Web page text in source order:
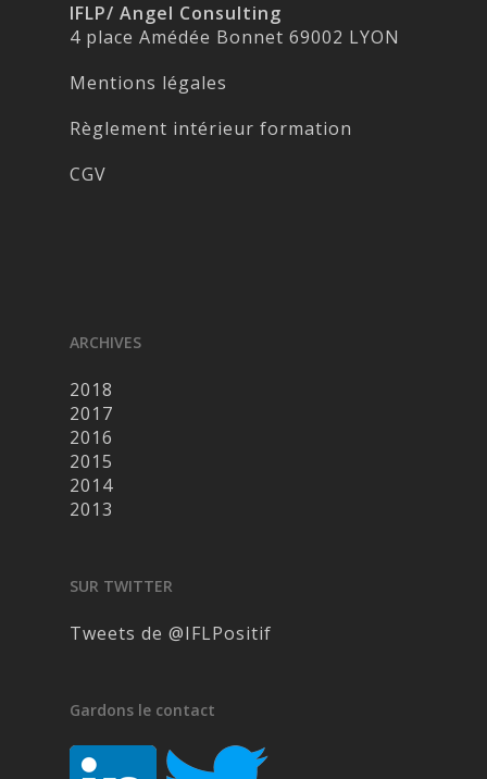
IFLP/ Angel Consulting
4 place Amédée Bonnet 69002 LYON
Mentions légales
Règlement intérieur formation
CGV
ARCHIVES
2018
2017
2016
2015
2014
2013
SUR TWITTER
Tweets de @IFLPositif
Gardons le contact